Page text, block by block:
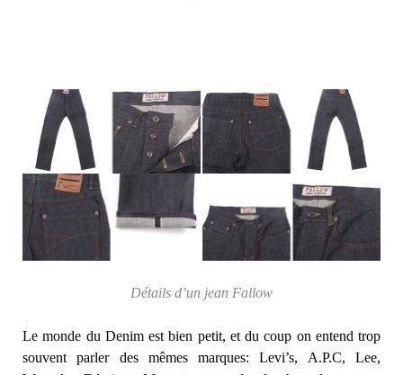
Détails d’un jean Fallow
Le monde du Denim est bien petit, et du coup on entend trop
souvent parler des mêmes marques: Levi’s, A.P.C, Lee,